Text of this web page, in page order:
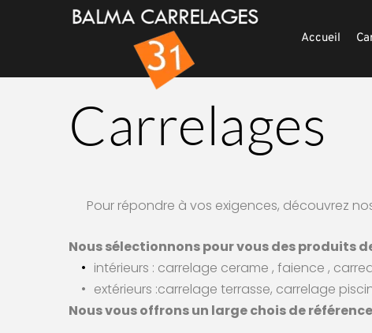
Accueil
Carrelages
Pour répondre à vos exigences, découvrez
Nous sélectionnons pour vous des produits
intérieurs : carrelage cerame , faience ,
extérieurs :carrelage terrasse, carrelage
Nous vous offrons un large chois de